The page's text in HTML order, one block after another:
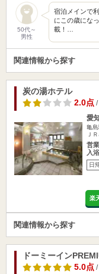
50代～
男性
宿泊メインで
にこの歳にな
載！…
関連情報から探す
炭の湯ホテル
2.0点
愛
亀
Ｊ
営
入
日
楽
関連情報から探す
ドーミーイン
5.0点